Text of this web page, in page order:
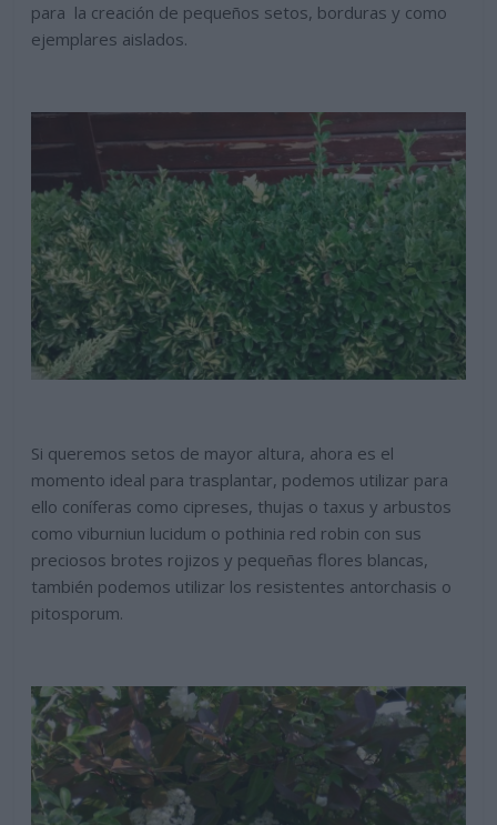
para la creación de pequeños setos, borduras y como
ejemplares aislados.
Si queremos setos de mayor altura, ahora es el
momento ideal para trasplantar, podemos utilizar para
ello coníferas como cipreses, thujas o taxus y arbustos
como viburniun lucidum o pothinia red robin con sus
preciosos brotes rojizos y pequeñas flores blancas,
también podemos utilizar los resistentes antorchasis o
pitosporum.